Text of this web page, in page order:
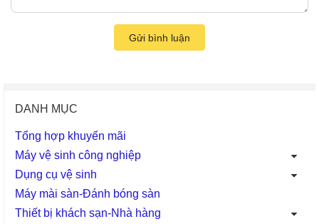
Gửi bình luận
DANH MỤC
Tổng hợp khuyến mãi
Máy vệ sinh công nghiệp
Dụng cụ vệ sinh
Máy mài sàn-Đánh bóng sàn
Thiết bị khách sạn-Nhà hàng